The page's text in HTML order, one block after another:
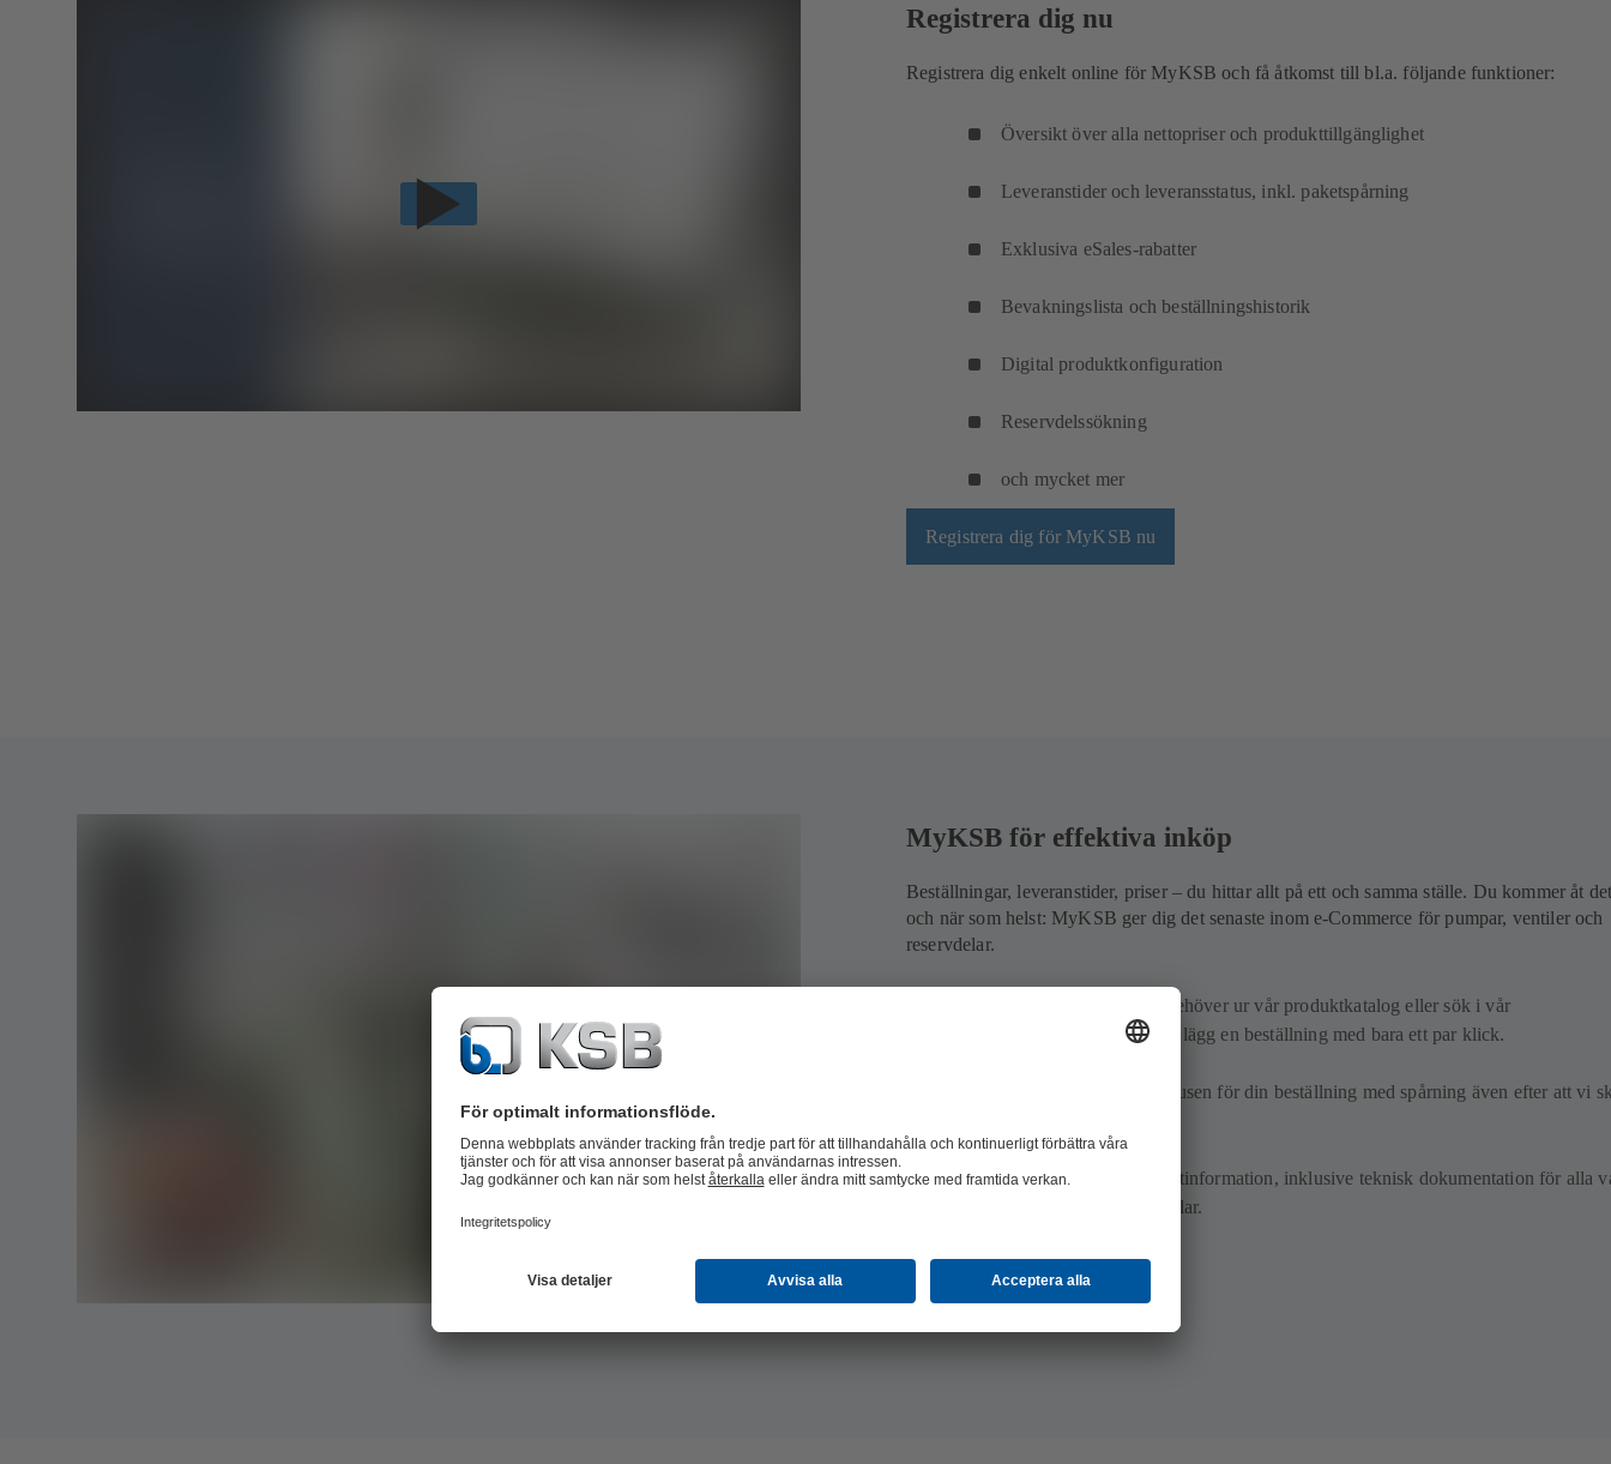
Registrera dig nu
Registrera dig enkelt online för MyKSB och få åtkomst till bl.a. följande funktioner:
Översikt över alla nettopriser och produkttillgänglighet
Leveranstider och leveransstatus, inkl. paketspårning
Exklusiva eSales-rabatter
Bevakningslista och beställningshistorik
Digital produktkonfiguration
Reservdelssökning
och mycket mer
Registrera dig för MyKSB nu
MyKSB för effektiva inköp
Beställningar, leveranstider, priser – du hittar allt på ett och samma ställe. Du kommer åt
och när som helst: MyKSB ger dig det senaste inom e-Commerce för pumpar, ventiler och
reservdelar.
Välj ut de artiklar du behöver ur vår produktkatalog eller sök i vår
reservdelssökning, och lägg en beställning med bara ett par klick.
Ha koll på leveransstatusen för din beställning med spårning även efter att vi
Hitta detaljerad produktinformation, inklusive teknisk dokumentation för alla
produkter och reservdelar.